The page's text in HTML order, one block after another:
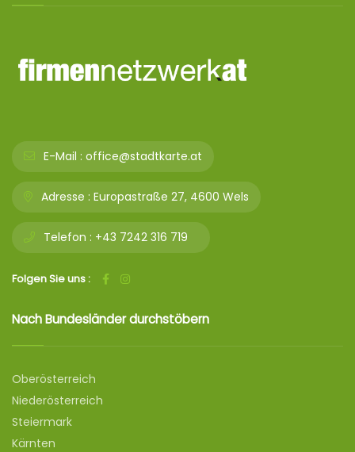
E-Mail : office@stadtkarte.at
Adresse : Europastraße 27, 4600 Wels
Telefon : +43 7242 316 719
Folgen Sie uns :
Nach Bundesländer durchstöbern
Oberösterreich
Niederösterreich
Steiermark
Kärnten